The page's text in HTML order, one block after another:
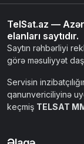
TelSat.az —
elanları saytıdır.
Saytın rəhbərliyi
görə məsuliyyət
Servisin
qanunvericiliyinə
keçmiş TELSAT